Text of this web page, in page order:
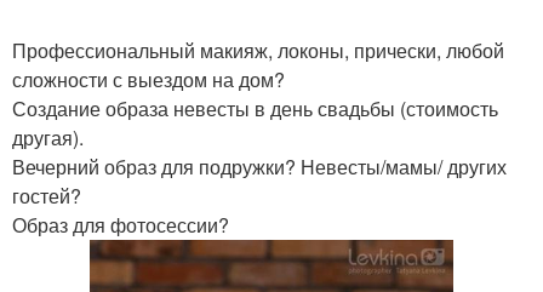
Профессиональный макияж, локоны, прически, любой
сложности с выездом на дом?
Создание образа невесты в день свадьбы (стоимость
другая).
Вечерний образ для подружки? Невесты/мамы/ других
гостей?
Образ для фотосессии?